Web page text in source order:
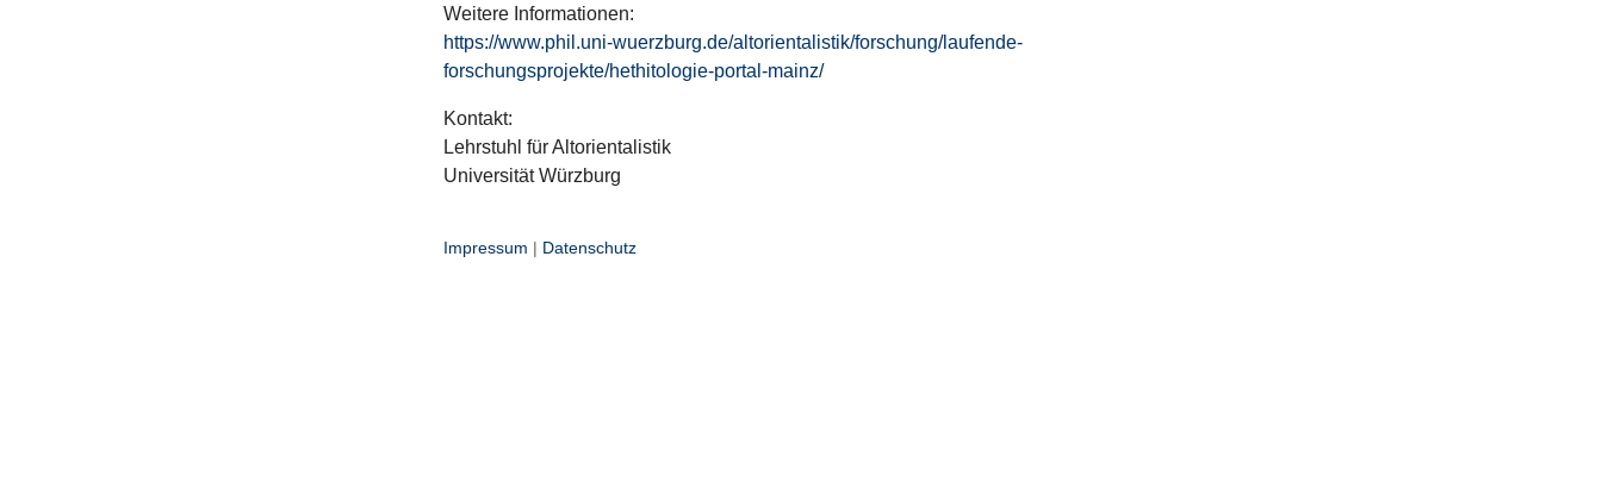
Weitere Informationen:
https://www.phil.uni-wuerzburg.de/altorientalistik/forschung/laufende-
forschungsprojekte/hethitologie-portal-mainz/
Kontakt:
Lehrstuhl für Altorientalistik
Universität Würzburg
Impressum | Datenschutz